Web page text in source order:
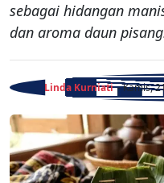
sebagai hidangan
dan aroma daun
Linda Kurniati - Kamis,